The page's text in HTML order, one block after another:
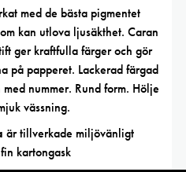
med de bästa pigmentet
kan utlova ljusäkthet. Caran
ger kraftfulla färger och gör
på papperet. Lackerad färgad
nummer. Rund form. Hölje
vässning.
är tillverkade miljövänligt
kartongask